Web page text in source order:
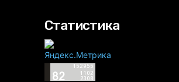
Статистика